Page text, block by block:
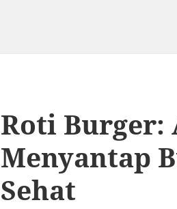
Roti
Menyantap
Sehat